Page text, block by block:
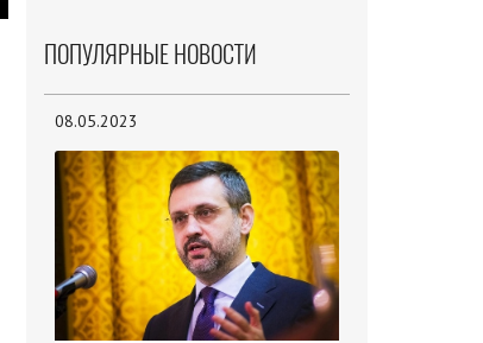
ПОПУЛЯРНЫЕ НОВОСТИ
08.05.2023